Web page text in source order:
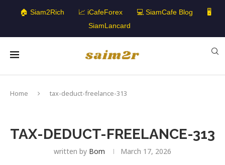
🏠 Siam2Rich 📈 iCafeForex 💻 SiamCafe Blog
🖥️
SiamLancard
Home tax-deduct-freelance-313
TAX-DEDUCT-FREELANCE-313
written by Bom March 17, 2026